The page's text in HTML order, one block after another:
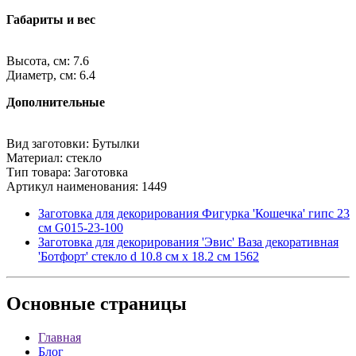
Габариты и вес
Высота, см: 7.6
Диаметр, см: 6.4
Дополнительные
Вид заготовки: Бутылки
Материал: стекло
Тип товара: Заготовка
Артикул наименования: 1449
Заготовка для декорирования Фигурка 'Кошечка' гипс 23
см G015-23-100
Заготовка для декорирования 'Эвис' Ваза декоративная
'Ботфорт' стекло d 10.8 см х 18.2 см 1562
Основные страницы
Главная
Блог